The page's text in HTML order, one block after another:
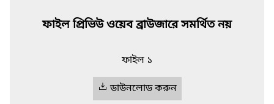
ফাইল প্রিভিউ ওয়েব ব্রাউজারে সমর্থিত নয়
ফাইল ১
ডাউনলোড করুন